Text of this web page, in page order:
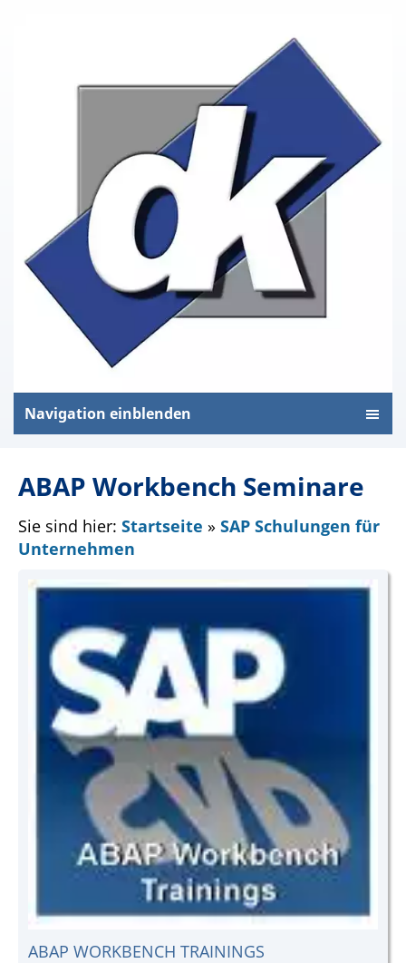
Navigation einblenden
ABAP Workbench Seminare
Sie sind hier: Startseite » SAP Schulungen für
Unternehmen
ABAP WORKBENCH TRAININGS